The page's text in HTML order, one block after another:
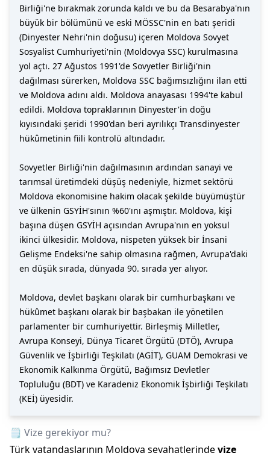
Birliği'ne bırakmak zorunda kaldı ve bu da Besarabya'nın
büyük bir bölümünü ve eski MÖSSC'nin en batı şeridi
(Dinyester Nehri'nin doğusu) içeren Moldova Sovyet
Sosyalist Cumhuriyeti'nin (Moldovya SSC) kurulmasına
yol açtı. 27 Ağustos 1991'de Sovyetler Birliği'nin
dağılması sürerken, Moldova SSC bağımsızlığını ilan etti
ve Moldova adını aldı. Moldova anayasası 1994'te kabul
edildi. Moldova topraklarının Dinyester'in doğu
kıyısındaki şeridi 1990'dan beri ayrılıkçı Transdinyester
hükûmetinin fiili kontrolü altındadır.
Sovyetler Birliği'nin dağılmasının ardından sanayi ve
tarımsal üretimdeki düşüş nedeniyle, hizmet sektörü
Moldova ekonomisine hakim olacak şekilde büyümüştür
ve ülkenin GSYİH'sının %60'ını aşmıştır. Moldova, kişi
başına düşen GSYİH açısından Avrupa'nın en yoksul
ikinci ülkesidir. Moldova, nispeten yüksek bir İnsani
Gelişme Endeksi'ne sahip olmasına rağmen, Avrupa'daki
en düşük sırada, dünyada 90. sırada yer alıyor.
Moldova, devlet başkanı olarak bir cumhurbaşkanı ve
hükûmet başkanı olarak bir başbakan ile yönetilen
parlamenter bir cumhuriyettir. Birleşmiş Milletler,
Avrupa Konseyi, Dünya Ticaret Örgütü (DTÖ), Avrupa
Güvenlik ve İşbirliği Teşkilatı (AGİT), GUAM Demokrasi ve
Ekonomik Kalkınma Örgütü, Bağımsız Devletler
Topluluğu (BDT) ve Karadeniz Ekonomik İşbirliği Teşkilatı
(KEİ) üyesidir.
🗒️ Vize gerekiyor mu?
Türk vatandaşlarının Moldova seyahatlerindevize